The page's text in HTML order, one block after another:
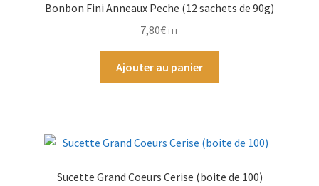
Bonbon Fini Anneaux Peche (12 sachets de 90g)
7,80€ HT
Ajouter au panier
Sucette Grand Coeurs Cerise (boite de 100)